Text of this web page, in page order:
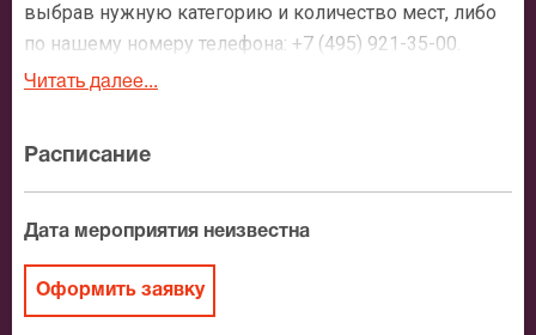
выбрав нужную категорию и количество мест, либо
по нашему номеру телефона: +7 (495) 921-35-00.
После оформления заявки с Вами свяжется
зрительном зале, о том как заказать билет и утвердит
адрес доставки.
Длинныйчулок
Читать далее...
Расписание
Дата мероприятия неизвестна
Оформить заявку